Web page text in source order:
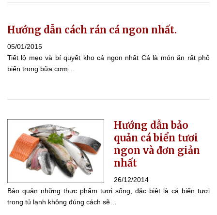
Hướng dẫn cách rán cá ngon nhất.
05/01/2015
Tiết lộ mẹo và bí quyết kho cá ngon nhất Cá là món ăn rất phổ
biến trong bữa cơm…
Hướng dẫn bảo
quản cá biển tươi
ngon và đơn giản
nhất
26/12/2014
Bảo quản những thực phẩm tươi sống, đặc biệt là cá biển tươi
trong tủ lạnh không đúng cách sẽ…